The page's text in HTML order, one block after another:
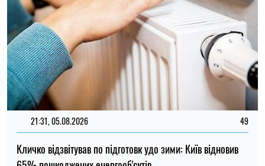
ОСТАННІ НОВИНИ
23:00
07.08.26
Чому комарі кусають одних людей, а
інших ігнорують
Попит на великі квартири в Україні
зміщується до центральних регіонів: де
найбільше купують житло понад 100 м²